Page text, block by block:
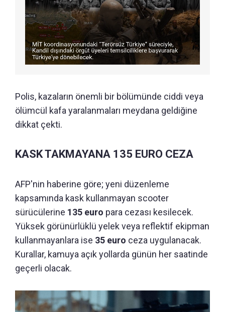
Polis, kazaların önemli bir bölümünde ciddi veya
ölümcül kafa yaralanmaları meydana geldiğine
dikkat çekti.
KASK TAKMAYANA 135 EURO CEZA
AFP'nin haberine göre; yeni düzenleme
kapsamında kask kullanmayan scooter
sürücülerine 135 euro para cezası kesilecek.
Yüksek görünürlüklü yelek veya reflektif ekipman
kullanmayanlara ise 35 euro ceza uygulanacak.
Kurallar, kamuya açık yollarda günün her saatinde
geçerli olacak.